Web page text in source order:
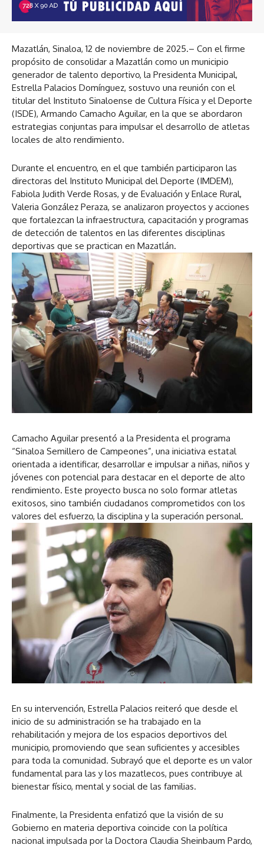
Mazatlán, Sinaloa, 12 de noviembre de 2025.– Con el firme
propósito de consolidar a Mazatlán como un municipio
generador de talento deportivo, la Presidenta Municipal,
Estrella Palacios Domínguez, sostuvo una reunión con el
titular del Instituto Sinaloense de Cultura Física y el Deporte
(ISDE), Armando Camacho Aguilar, en la que se abordaron
estrategias conjuntas para impulsar el desarrollo de atletas
locales de alto rendimiento.
Durante el encuentro, en el que también participaron las
directoras del Instituto Municipal del Deporte (IMDEM),
Fabiola Judith Verde Rosas, y de Evaluación y Enlace Rural,
Valeria González Peraza, se analizaron proyectos y acciones
que fortalezcan la infraestructura, capacitación y programas
de detección de talentos en las diferentes disciplinas
deportivas que se practican en Mazatlán.
Camacho Aguilar presentó a la Presidenta el programa
“Sinaloa Semillero de Campeones”, una iniciativa estatal
orientada a identificar, desarrollar e impulsar a niñas, niños y
jóvenes con potencial para destacar en el deporte de alto
rendimiento. Este proyecto busca no solo formar atletas
exitosos, sino también ciudadanos comprometidos con los
valores del esfuerzo, la disciplina y la superación personal.
En su intervención, Estrella Palacios reiteró que desde el
inicio de su administración se ha trabajado en la
rehabilitación y mejora de los espacios deportivos del
municipio, promoviendo que sean suficientes y accesibles
para toda la comunidad. Subrayó que el deporte es un valor
fundamental para las y los mazatlecos, pues contribuye al
bienestar físico, mental y social de las familias.
Finalmente, la Presidenta enfatizó que la visión de su
Gobierno en materia deportiva coincide con la política
nacional impulsada por la Doctora Claudia Sheinbaum Pardo,